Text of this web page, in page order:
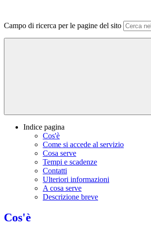
Campo di ricerca per le pagine del sito
Indice pagina
Cos'è
Come si accede al servizio
Cosa serve
Tempi e scadenze
Contatti
Ulteriori informazioni
A cosa serve
Descrizione breve
Cos'è